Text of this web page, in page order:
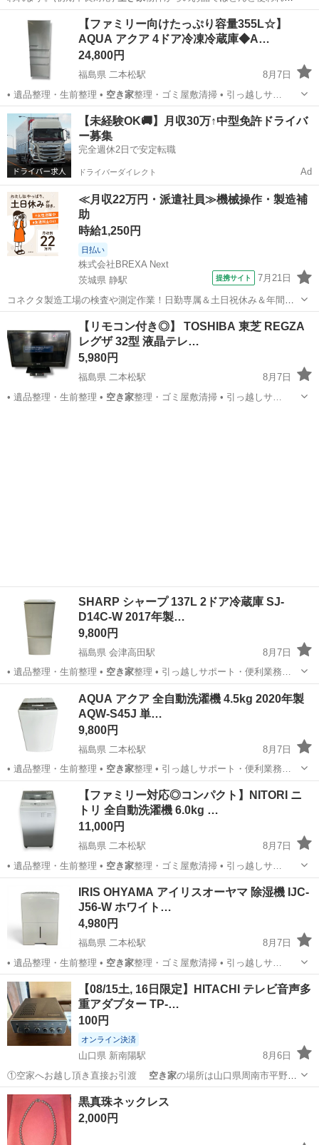
おらず…
キッチン家電 車庫
【ファミリー向けたっぷり容量355L☆】
AQUA アクア 4ドア冷凍冷蔵庫◆A…
24,800円
福島県 二本松駅
8月7日
• 遺品整理・生前整理 • 空き家 整理・ゴミ屋敷清掃 • 引っ越しサ…
福島 二本松市 二本松駅 キッチン家電 AQR
【未経験OK🚚】月収30万↑中型免許ドライバ
ー募集
完全週休2日で安定転職
ドライバーダイレクト Ad
≪月収22万円・派遣社員≫機械操作・製造補
助
時給1,250円
日払い
株式会社BREXA Next
茨城県 静駅
提携サイト 7月21日
コネクタ製造工場の検査や測定作業！日勤専属＆土日祝休み＆年間休
日128日★クリーンルーム内作業★マイカー通勤OK＆無料駐車場あり
★就業先食堂利用可！日払い制度あり！《茨城県常陸大宮市》 人気の
工場のお仕事 ◇コネクタ製造工...
常陸大宮市 その他
【リモコン付き◎】 TOSHIBA 東芝 REGZA
レグザ 32型 液晶テレ…
5,980円
福島県 二本松駅
8月7日
• 遺品整理・生前整理 • 空き家 整理・ゴミ屋敷清掃 • 引っ越しサ…
SHARP シャープ 137L 2ドア冷蔵庫 SJ-
D14C-W 2017年製…
9,800円
福島県 会津高田駅
8月7日
• 遺品整理・生前整理 • 空き家整理 • 引っ越しサポート・便利業務…
会津高田駅 キッチン家電
AQUA アクア 全自動洗濯機 4.5kg 2020年製
AQW-S45J 単…
9,800円
福島県 二本松駅
8月7日
• 遺品整理・生前整理 • 空き家整理 • 引っ越しサポート・便利業務…
二本松市 二本松駅 生活家電 AQW
【ファミリー対応◎コンパクト】NITORI ニ
トリ 全自動洗濯機 6.0kg …
11,000円
福島県 二本松駅
8月7日
• 遺品整理・生前整理 • 空き家 整理・ゴミ屋敷清掃 • 引っ越しサ…
生活家電 NTR
IRIS OHYAMA アイリスオーヤマ 除湿機 IJC-
J56-W ホワイト…
4,980円
福島県 二本松駅
8月7日
• 遺品整理・生前整理 • 空き家 整理・ゴミ屋敷清掃 • 引っ越しサ…
福島 二本松市 二本松駅 季節、空調家電
【08/15土, 16日限定】HITACHI テレビ音声多
重アダプター TP-…
100円
オンライン決済
山口県 新南陽駅
8月6日
①空家へお越し頂き直接お引渡 空き家の場所は山口県周南市平野に
なります …
山口 周南市 新南陽駅
黒真珠ネックレス
2,000円